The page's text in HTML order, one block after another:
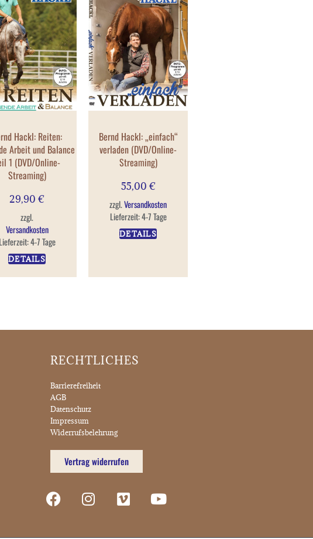
Hackl: Reiten:
Arbeit und Balance
1 (DVD/Online-
Streaming)
29,90 €
zzgl.
Versandkosten
Lieferzeit:4-7 Tage
DETAILS
Bernd Hackl: „einfach“
verladen (DVD/Online-
Streaming)
55,00 €
zzgl.Versandkosten
Lieferzeit:4-7 Tage
DETAILS
RECHTLICHES
Barrierefreiheit
AGB
Datenschutz
Impressum
Widerrufsbelehrung
Vertrag widerrufen